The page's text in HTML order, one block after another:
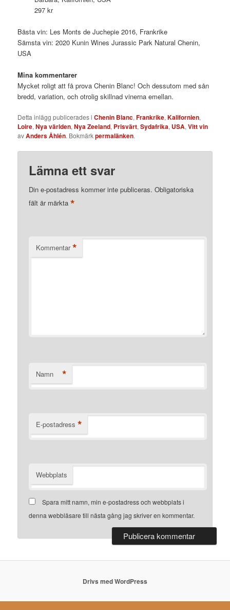
297 kr
Bästa vin: Les Monts de Juchepie 2016, Frankrike
Sämsta vin: 2020 Kunin Wines Jurassic Park Natural Chenin,
USA
Mina kommentarer
Mycket roligt att få prova Chenin Blanc! Och dessutom med sån
bredd, variation, och otrolig skillnad vinerna emellan.
Detta inlägg publicerades iChenin Blanc,Frankrike,Kalifornien,
Loire,Nya världen,Nya Zeeland, Prisvärt,Sydafrika, USA,Vitt vin
avAnders Åhlén. Bokmärkpermalänken.
Lämna ett svar
Din e-postadress kommer inte publiceras. Obligatoriska
fält är märkta*
Kommentar *
Namn *
E-postadress *
Webbplats
Spara mitt namn, min e-postadress och webbplats i
denna webbläsare till nästa gång jag skriver en kommentar.
Drivs med WordPress